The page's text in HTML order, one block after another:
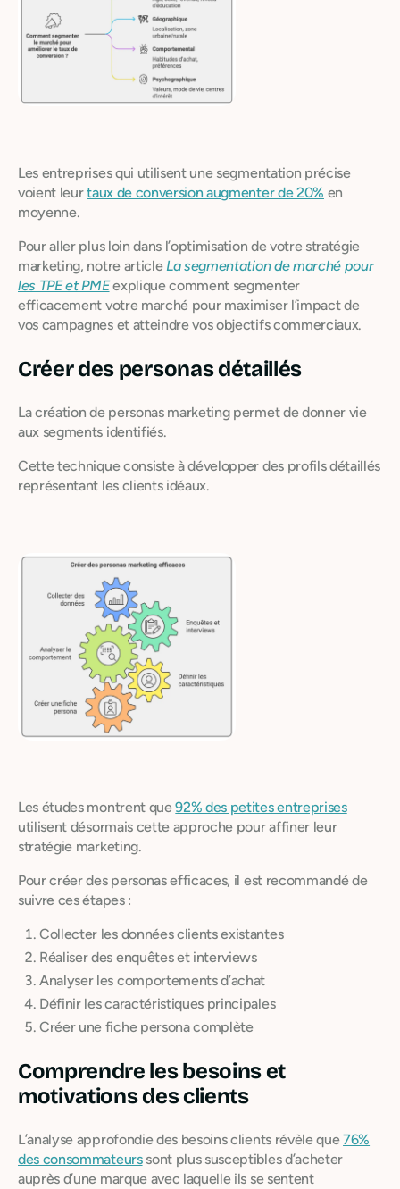
Les entreprises qui utilisent une segmentation précise
voient leurtaux de conversion augmenter de 20% en
moyenne.
Pour aller plus loin dans l’optimisation de votre stratégie
marketing, notre articleLa segmentation de marché pour
les TPE et PMEexplique comment segmenter
efficacement votre marché pour maximiser l’impact de
vos campagnes et atteindre vos objectifs commerciaux.
Créer des personas détaillés
La création de personas marketing permet de donner vie
aux segments identifiés.
Cette technique consiste à développer des profils détaillés
représentant les clients idéaux.
Les études montrent que92% des petites entreprises
utilisent désormais cette approche pour affiner leur
stratégie marketing.
Pour créer des personas efficaces, il est recommandé de
suivre ces étapes :
Collecter les données clients existantes
Réaliser des enquêtes et interviews
Analyser les comportements d’achat
Définir les caractéristiques principales
Créer une fiche persona complète
Comprendre les besoins et
motivations des clients
L’analyse approfondie des besoins clients révèle que76%
des consommateurssont plus susceptibles d’acheter
auprès d’une marque avec laquelle ils se sentent